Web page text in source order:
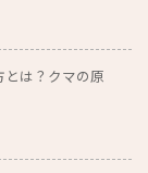
は？クマの原